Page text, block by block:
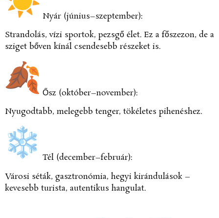
Nyár (június–szeptember):
Strandolás, vízi sportok, pezsgő élet. Ez a főszezon, de a
sziget bőven kínál csendesebb részeket is.
Ősz (október–november):
Nyugodtabb, melegebb tenger, tökéletes pihenéshez.
Tél (december–február):
Városi séták, gasztronómia, hegyi kirándulások –
kevesebb turista, autentikus hangulat.